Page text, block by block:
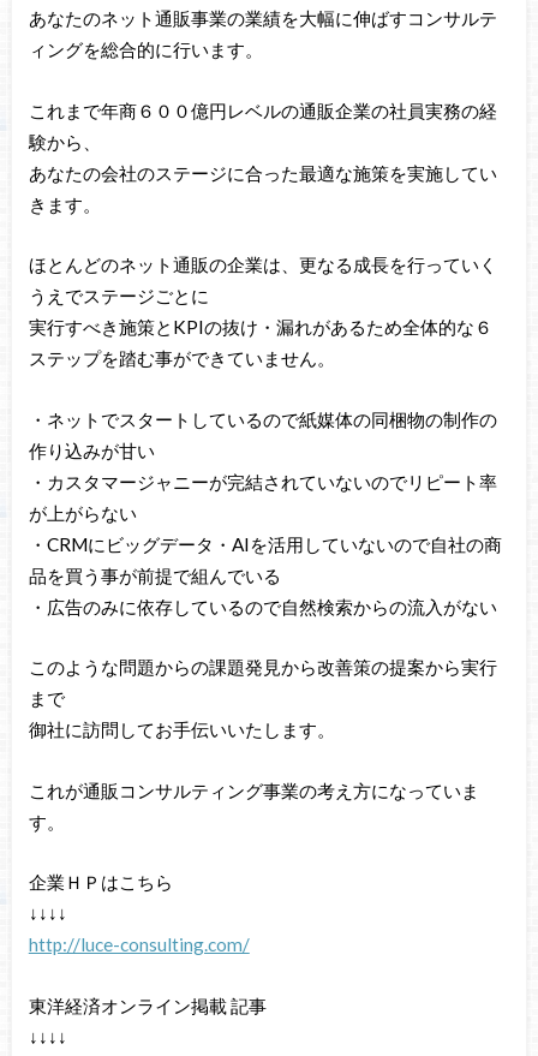
あなたのネット通販事業の業績を大幅に伸ばすコンサルテ
ィングを総合的に行います。
これまで年商６００億円レベルの通販企業の社員実務の経
験から、
あなたの会社のステージに合った最適な施策を実施してい
きます。
ほとんどのネット通販の企業は、更なる成長を行っていく
うえでステージごとに
実行すべき施策とKPIの抜け・漏れがあるため全体的な６
ステップを踏む事ができていません。
・ネットでスタートしているので紙媒体の同梱物の制作の
作り込みが甘い
・カスタマージャニーが完結されていないのでリピート率
が上がらない
・CRMにビッグデータ・AIを活用していないので自社の商
品を買う事が前提で組んでいる
・広告のみに依存しているので自然検索からの流入がない
このような問題からの課題発見から改善策の提案から実行
まで
御社に訪問してお手伝いいたします。
これが通販コンサルティング事業の考え方になっていま
す。
企業ＨＰはこちら
↓↓↓↓
http://luce-consulting.com/
東洋経済オンライン掲載 記事
↓↓↓↓